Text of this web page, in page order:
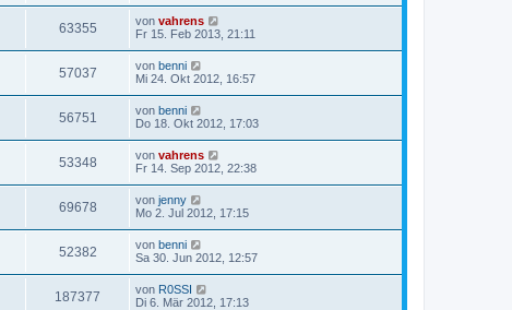
63355 von vahrens
Fr 15. Feb 2013, 21:11
57037 von benni
Mi 24. Okt 2012, 16:57
56751 von benni
Do 18. Okt 2012, 17:03
53348 von vahrens
Fr 14. Sep 2012, 22:38
69678 von jenny
Mo 2. Jul 2012, 17:15
52382 von benni
Sa 30. Jun 2012, 12:57
187377 von R0SSI
Di 6. Mär 2012, 17:13